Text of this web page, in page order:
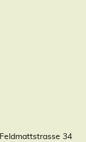
Feldmattstrasse 34